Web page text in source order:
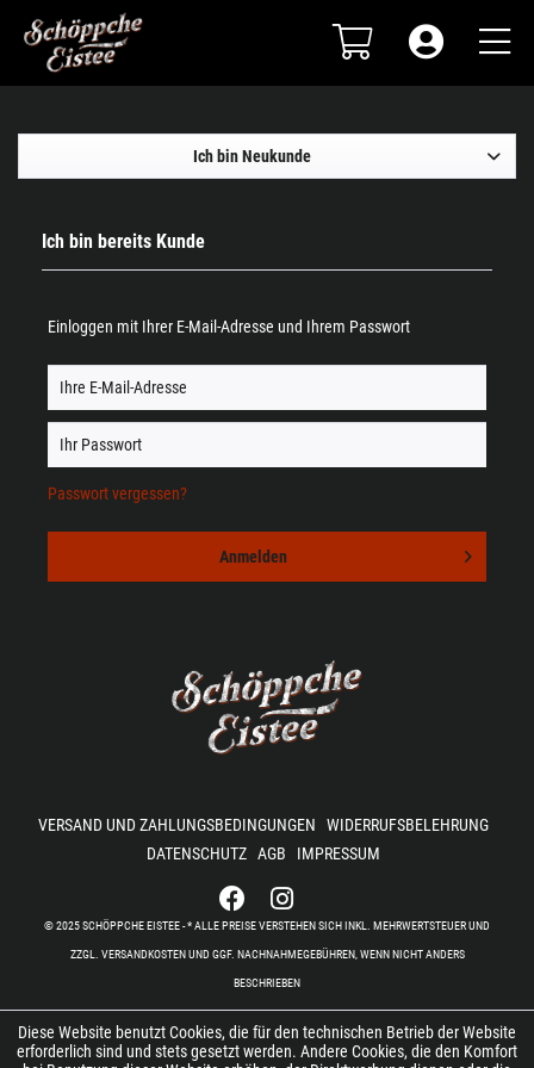
Ich bin Neukunde
Ich bin bereits Kunde
Einloggen mit Ihrer E-Mail-Adresse und Ihrem Passwort
Passwort vergessen?
Anmelden
VERSAND UND ZAHLUNGSBEDINGUNGEN
WIDERRUFSBELEHRUNG
DATENSCHUTZ AGB IMPRESSUM
© 2025 SCHÖPPCHE EISTEE - * ALLE PREISE VERSTEHEN SICH INKL. MEHRWERTSTEUER UND
ZZGL. VERSANDKOSTEN UND GGF. NACHNAHMEGEBÜHREN, WENN NICHT ANDERS
BESCHRIEBEN
Diese Website benutzt Cookies, die für den technischen Betrieb der Website
erforderlich sind und stets gesetzt werden. Andere Cookies, die den Komfort